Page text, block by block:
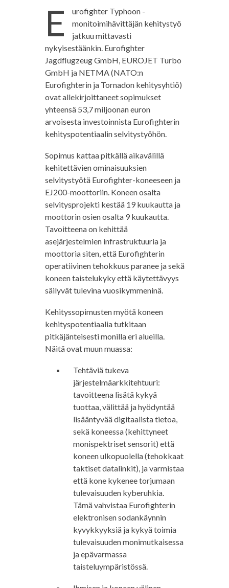
E
urofighter Typhoon -
monitoimihävittäjän kehitystyö
jatkuu mittavasti
nykyisestäänkin. Eurofighter
Jagdflugzeug GmbH, EUROJET Turbo
GmbH ja NETMA (NATO:n
Eurofighterin ja Tornadon kehitysyhtiö)
ovat allekirjoittaneet sopimukset
yhteensä 53,7 miljoonan euron
arvoisesta investoinnista Eurofighterin
kehityspotentiaalin selvitystyöhön.
Sopimus kattaa pitkällä aikavälillä
kehitettävien ominaisuuksien
selvitystyötä Eurofighter-koneeseen ja
EJ200-moottoriin. Koneen osalta
selvitysprojekti kestää 19 kuukautta ja
moottorin osien osalta 9 kuukautta.
Tavoitteena on kehittää
asejärjestelmien infrastruktuuria ja
moottoria siten, että Eurofighterin
operatiivinen tehokkuus paranee ja sekä
koneen taistelukyky että käytettävyys
säilyvät tulevina vuosikymmeninä.
Kehityssopimusten myötä koneen
kehityspotentiaalia tutkitaan
pitkäjänteisesti monilla eri alueilla.
Näitä ovat muun muassa:
Tehtäviä tukeva
järjestelmäarkkitehtuuri:
tavoitteena lisätä kykyä
tuottaa, välittää ja hyödyntää
lisääntyvää digitaalista tietoa,
sekä koneessa (kehittyneet
monispektriset sensorit) että
koneen ulkopuolella (tehokkaat
taktiset datalinkit), ja varmistaa
että kone kykenee torjumaan
tulevaisuuden kyberuhkia.
Tämä vahvistaa Eurofighterin
elektronisen sodankäynnin
kyvykkyyksiä ja kykyä toimia
tulevaisuuden monimutkaisessa
ja epävarmassa
taisteluympäristössä.